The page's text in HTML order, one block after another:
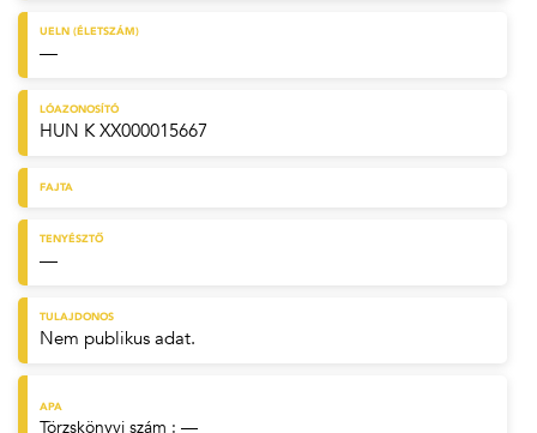
UELN (ÉLETSZÁM)
—
LÓAZONOSÍTÓ
HUN K XX000015667
FAJTA
TENYÉSZTŐ
—
TULAJDONOS
Nem publikus adat.
APA
Törzskönyvi szám : —